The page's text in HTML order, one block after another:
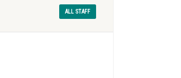
ALL STAFF